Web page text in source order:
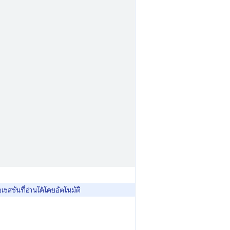
ซสชันที่อ่านได้โดยอัตโนมัติ